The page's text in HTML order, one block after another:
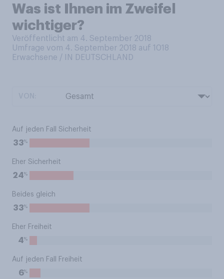
Was ist Ihnen im Zweifel
wichtiger?
Veröffentlicht am 4. September 2018
Umfrage vom 4. September 2018 auf 1018
Erwachsene / IN DEUTSCHLAND
Auf jeden Fall Sicherheit
33%
Eher Sicherheit
24%
Beides gleich
33%
Eher Freiheit
4%
Auf jeden Fall Freiheit
6%